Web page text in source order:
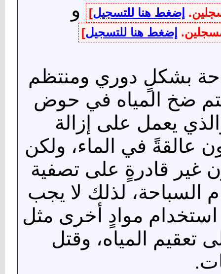
إضغط هنا للتسجيل] و
إضغط هنا للتسجيل]
بشكلٍ دوري ومنتظم
ضخ المياه في حوض
يعمل على إزالة
عالقةً في الماء، ولكن
غير قادرةٍ على تصفية
السباحة، لذلك لا يجب
استخدام موادٍ أخرى مثل
تعقيم المياه، وقتل